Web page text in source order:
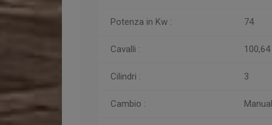
Potenza in Kw : 74
Cavalli : 100,64
Cilindri : 3
Cambio :